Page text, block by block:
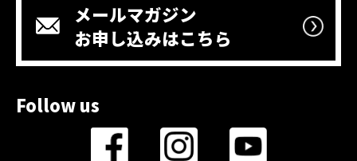
メールマガジン
お申し込みはこちら
Follow us